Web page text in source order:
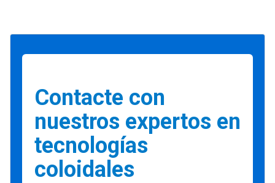
Contacte con
nuestros expertos en
tecnologías
coloidales